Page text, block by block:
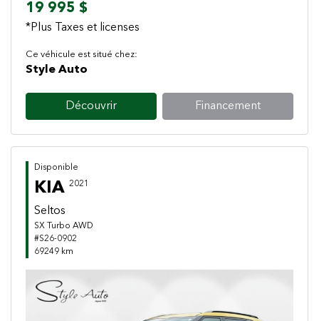
19 995 $
*Plus Taxes et licenses
Ce véhicule est situé chez:
Style Auto
Découvrir Financement
Disponible
KIA 2021
Seltos
SX Turbo AWD
#S26-0902
69249 km